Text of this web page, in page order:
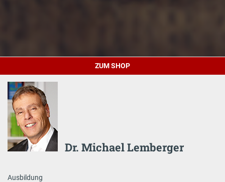
ZUM SHOP
Dr. Michael Lemberger
Ausbildung